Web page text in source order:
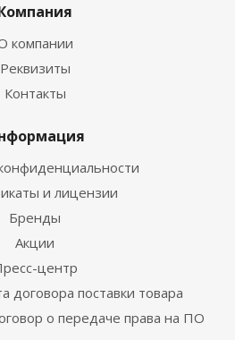
компании
Реквизиты
Контакты
и лицензии
Бренды
Акции
центр
договора поставки товара
о передаче права на ПО